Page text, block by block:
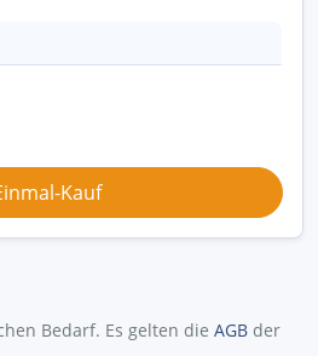
Bedarf. Es gelten die AGB der